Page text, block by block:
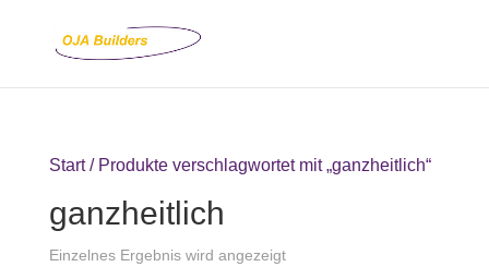
Start/ Produkte verschlagwortet mit „ganzheitlich“
ganzheitlich
Einzelnes Ergebnis wird angezeigt